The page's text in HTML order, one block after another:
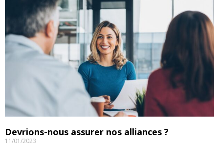
Devrions-nous assurer nos alliances ?
11/01/2023